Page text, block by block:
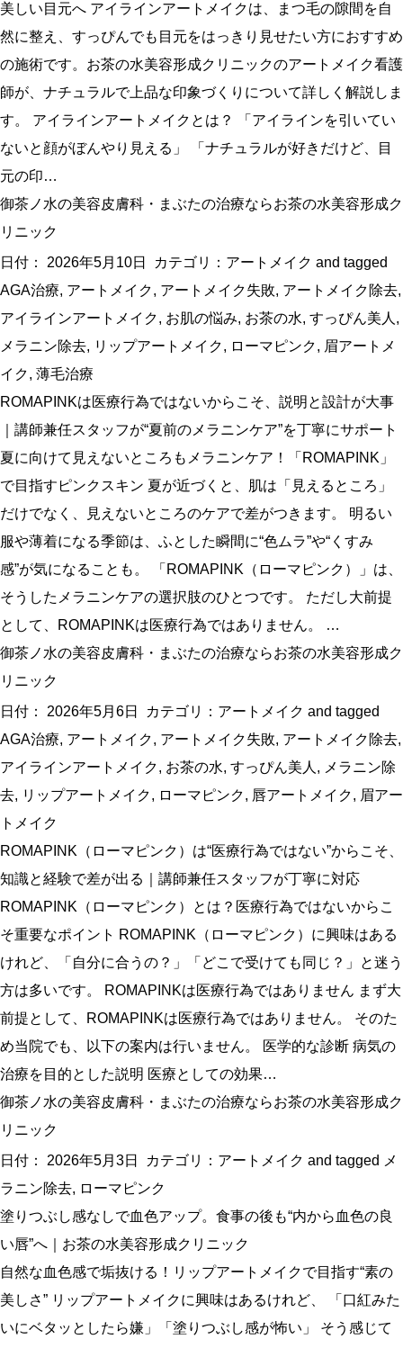
美しい目元へ アイラインアートメイクは、まつ毛の隙間を自
然に整え、すっぴんでも目元をはっきり見せたい方におすすめ
の施術です。お茶の水美容形成クリニックのアートメイク看護
師が、ナチュラルで上品な印象づくりについて詳しく解説しま
す。 アイラインアートメイクとは？ 「アイラインを引いてい
ないと顔がぼんやり見える」 「ナチュラルが好きだけど、目
元の印…
御茶ノ水の美容皮膚科・まぶたの治療ならお茶の水美容形成ク
リニック
日付： 2026年5月10日 カテゴリ： アートメイク and tagged
AGA治療, アートメイク, アートメイク失敗, アートメイク除去,
アイラインアートメイク, お肌の悩み, お茶の水, すっぴん美人 ,
メラニン除去, リップアートメイク, ローマピンク, 眉アートメ
イク, 薄毛治療
ROMAPINKは医療行為ではないからこそ、説明と設計が大事
｜講師兼任スタッフが“夏前のメラニンケア”を丁寧にサポート
夏に向けて見えないところもメラニンケア！「ROMAPINK」
で目指すピンクスキン 夏が近づくと、肌は「見えるところ」
だけでなく、見えないところのケアで差がつきます。 明るい
服や薄着になる季節は、ふとした瞬間に“色ムラ”や“くすみ
感”が気になることも。 「ROMAPINK（ローマピンク）」は、
そうしたメラニンケアの選択肢のひとつです。 ただし大前提
として、ROMAPINKは医療行為ではありません。 …
御茶ノ水の美容皮膚科・まぶたの治療ならお茶の水美容形成ク
リニック
日付： 2026年5月6日 カテゴリ： アートメイク and tagged
AGA治療, アートメイク, アートメイク失敗, アートメイク除去,
アイラインアートメイク, お茶の水, すっぴん美人 , メラニン除
去, リップアートメイク, ローマピンク, 唇アートメイク, 眉アー
トメイク
ROMAPINK（ローマピンク）は“医療行為ではない”からこそ、
知識と経験で差が出る｜講師兼任スタッフが丁寧に対応
ROMAPINK（ローマピンク）とは？医療行為ではないからこ
そ重要なポイント ROMAPINK（ローマピンク）に興味はある
けれど、「自分に合うの？」「どこで受けても同じ？」と迷う
方は多いです。 ROMAPINKは医療行為ではありません まず大
前提として、ROMAPINKは医療行為ではありません。 そのた
め当院でも、以下の案内は行いません。 医学的な診断 病気の
治療を目的とした説明 医療としての効果…
御茶ノ水の美容皮膚科・まぶたの治療ならお茶の水美容形成ク
リニック
日付： 2026年5月3日 カテゴリ： アートメイク and tagged メ
ラニン除去, ローマピンク
塗りつぶし感なしで血色アップ。食事の後も“内から血色の良
い唇”へ｜お茶の水美容形成クリニック
自然な血色感で垢抜ける！リップアートメイクで目指す“素の
美しさ” リップアートメイクに興味はあるけれど、 「口紅みた
いにベタッとしたら嫌」「塗りつぶし感が怖い」 そう感じて